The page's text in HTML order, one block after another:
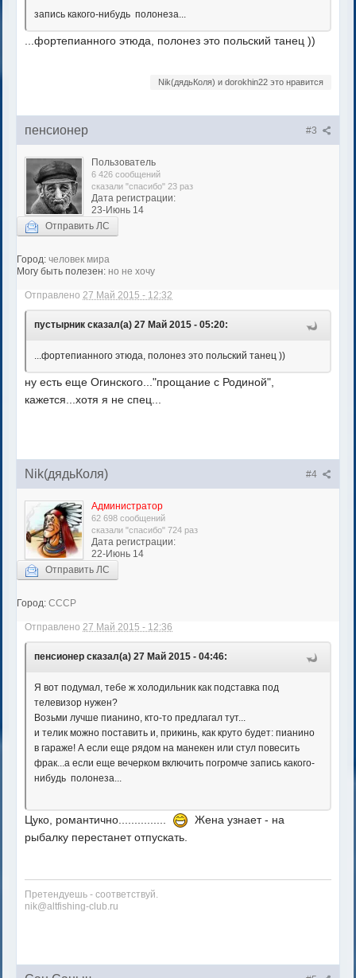
запись какого-нибудь полонеза...
...фортепианного этюда, полонез это польский танец ))
Nik(дядьКоля) и dorokhin22 это нравится
#3
пенсионер
Пользователь
6 426 сообщений
сказали "спасибо" 23 раз
Дата регистрации:
23-Июнь 14
Отправить ЛС
Город: человек мира
Могу быть полезен: но не хочу
Отправлено27 Май 2015 - 12:32
пустырник сказал(а) 27 Май 2015 - 05:20:
...фортепианного этюда, полонез это польский танец ))
ну есть еще Огинского..."прощание с Родиной",
кажется...хотя я не спец...
#4
Nik(дядьКоля)
Администратор
62 698 сообщений
сказали "спасибо" 724 раз
Дата регистрации:
22-Июнь 14
Отправить ЛС
Город: СССР
Отправлено27 Май 2015 - 12:36
пенсионер сказал(а) 27 Май 2015 - 04:46:
Я вот подумал, тебе ж холодильник как подставка под
телевизор нужен?
Возьми лучше пианино, кто-то предлагал тут...
и телик можно поставить и, прикинь, как круто будет: пианино
в гараже! А если еще рядом на манекен или стул повесить
фрак...а если еще вечерком включить погромче запись какого-
нибудь полонеза...
Цуко, романтично...............
Жена узнает - на
рыбалку перестанет отпускать.
Претендуешь - соответствуй.
nik@altfishing-club.ru